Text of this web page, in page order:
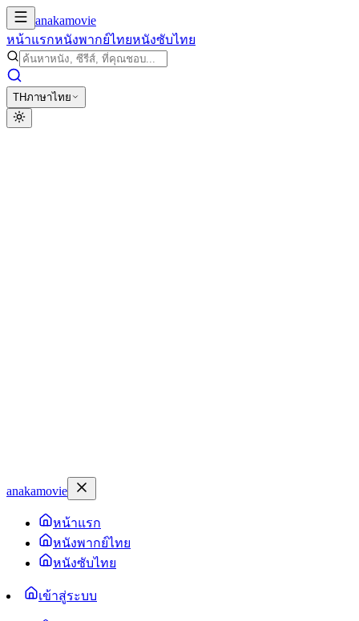
anakamovie
หน้าแรกหนังพากย์ไทยหนังซับไทย
THภาษาไทย
anakamovie
หน้าแรก
หนังพากย์ไทย
หนังซับไทย
เข้าสู่ระบบ